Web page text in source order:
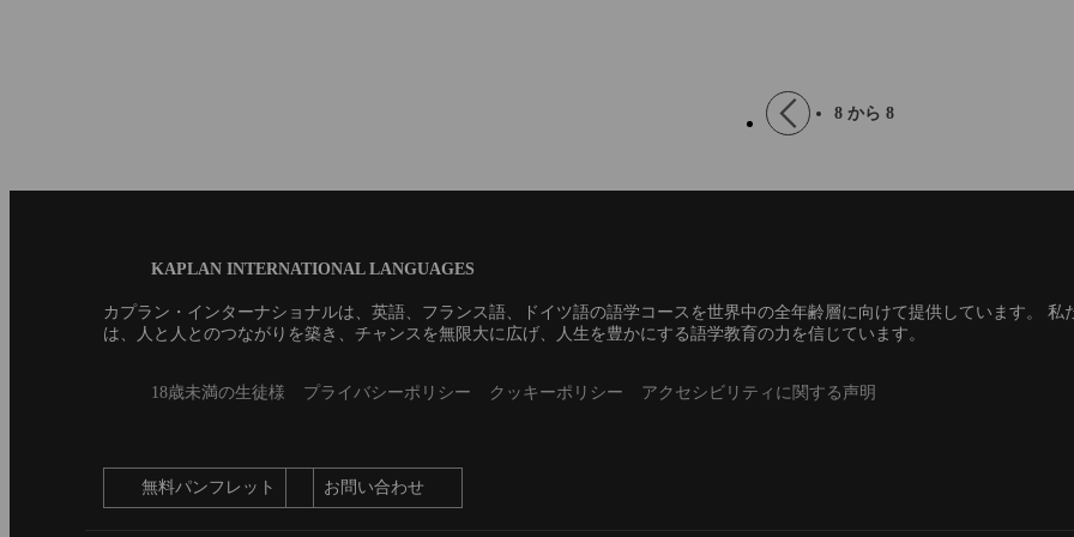
Pagination
Previous
page
8 から 8
KAPLAN INTERNATIONAL LANGUAGES
カプラン・インターナショナルは、英語、フランス語、ドイツ語の語学コースを世界中の全年齢層に向けて提供しています。 私
は、人と人とのつながりを築き、チャンスを無限大に広げ、人生を豊かにする語学教育の力を信じています。
Secondary18歳未満の生徒様 プライバシーポリシー クッキーポリシー アクセシビリティに関する声明
無料パンフレット お問い合わせ